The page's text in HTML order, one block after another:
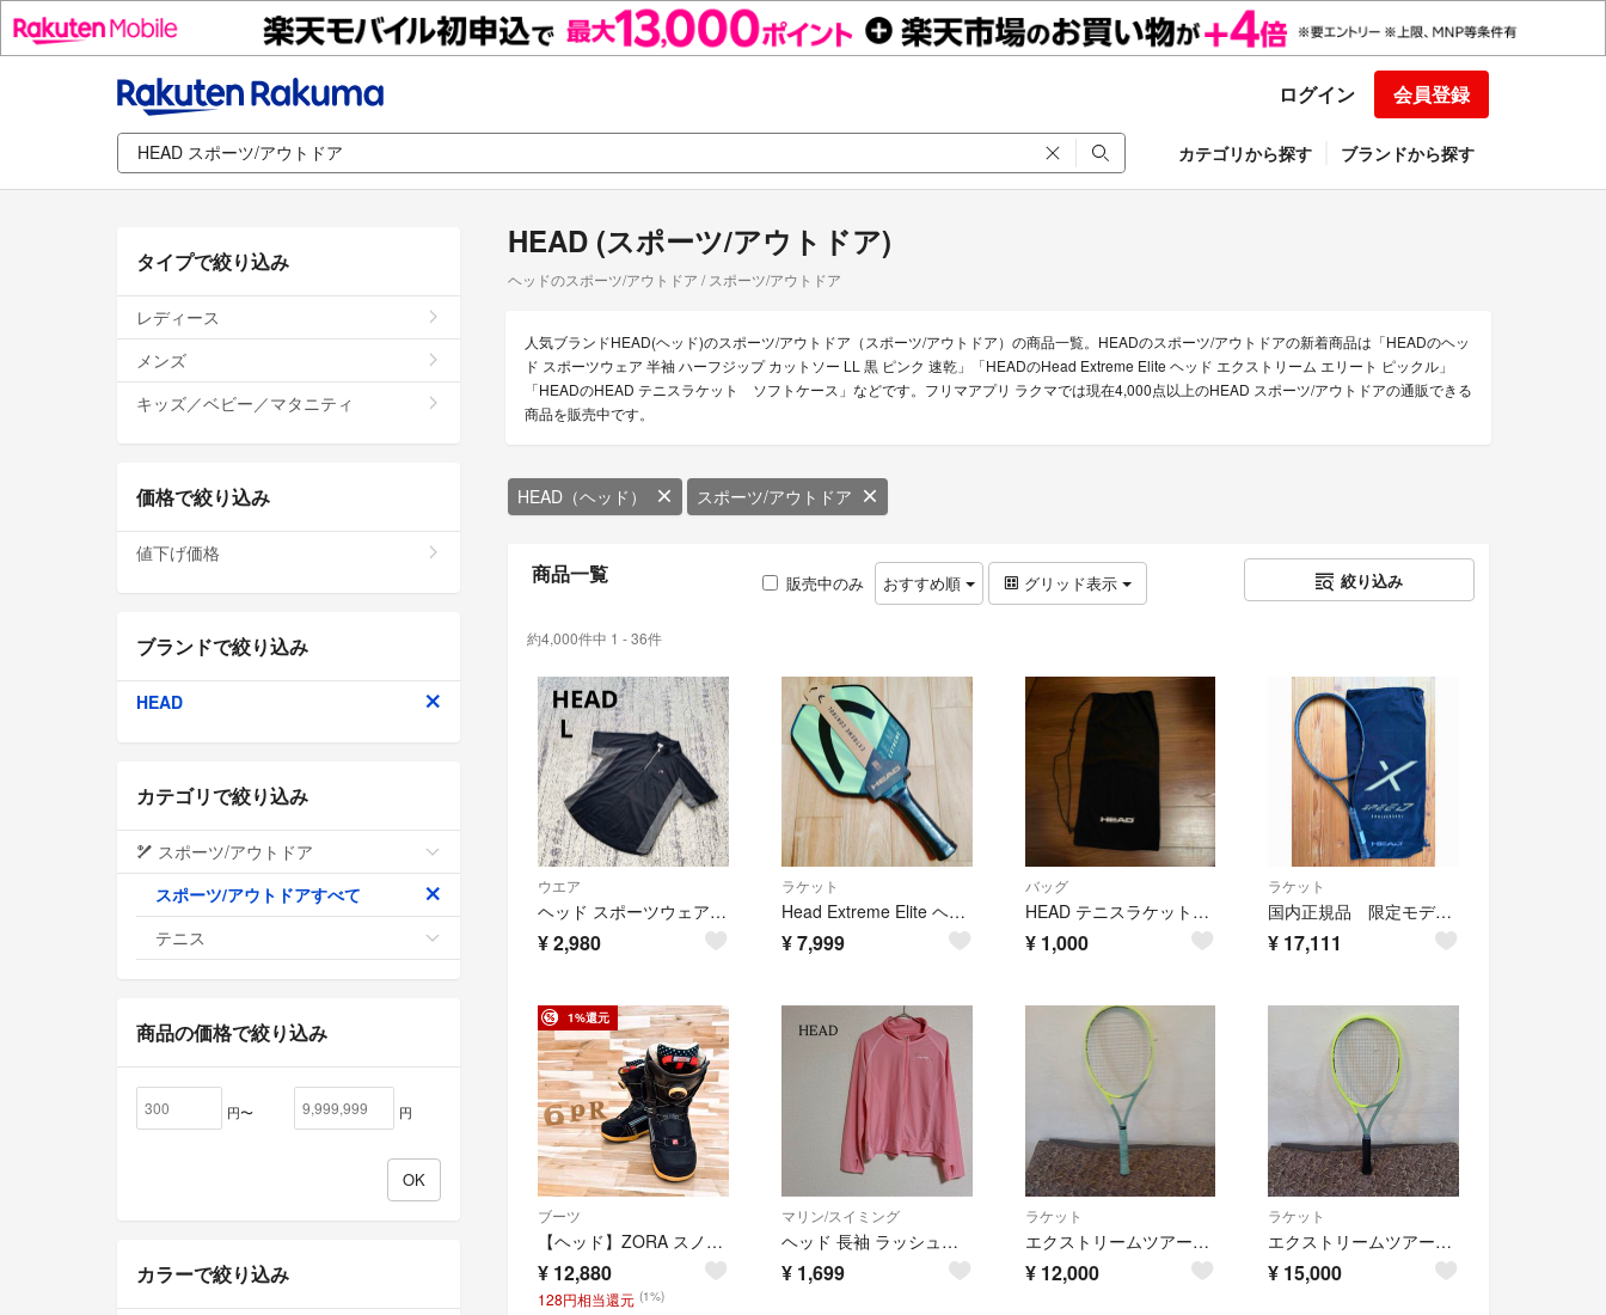
ログイン 会員登録
カテゴリから探す ブランドから探す
HEAD (スポーツ/アウトドア)
ヘッドのスポーツ/アウトドア / スポーツ/アウトドア
人気ブランドHEAD(ヘッド)のスポーツ/アウトドア（スポーツ/アウトドア）の商品一覧。HEADのスポーツ/アウトドアの新着商品は「HEADのヘッ
ド スポーツウェア 半袖 ハーフジップ カットソー LL 黒 ピンク 速乾」「HEADのHead Extreme Elite ヘッド エクストリーム エリート ピックル」
「HEADのHEAD テニスラケット ソフトケース」などです。フリマアプリ ラクマでは現在4,000点以上のHEAD スポーツ/アウトドアの通販できる
商品を販売中です。
HEAD（ヘッド） スポーツ/アウトドア
商品一覧 販売中のみ おすすめ順 グリッド表示 絞り込み
約4,000件中 1 - 36件
ウエア
ヘッド スポーツウェア 半袖 ハーフジップ カットソー LL 黒 ピンク 速乾
¥2,980
ラケット
Head Extreme Elite ヘッド エクストリーム エリート ピックル
¥7,999
バッグ
HEAD テニスラケット ソフトケース
¥ 1,000
ラケット
国内正規品 限定モデル ヘッド スピード X テン MP G2 ジョコビッチ
¥ 17,111
1%還元
ブーツ
【ヘッド】ZORA スノーボード ブーツ スノボ グラトリ 23.0 黒ブラック
¥ 12,880
128円相当還元 (1%)
マリン/スイミング
ヘッド 長袖 ラッシュガード 水着 アウター トップス 吸水速乾 ジップアップ
¥ 1,699
ラケット
エクストリームツアー グリップ2
¥ 12,000
ラケット
エクストリームツアー グリップ3
¥ 15,000
タイプで絞り込み
レディース
メンズ
キッズ／ベビー／マタニティ
価格で絞り込み
値下げ価格
ブランドで絞り込み
HEAD
カテゴリで絞り込み
スポーツ/アウトドア
スポーツ/アウトドアすべて
テニス
商品の価格で絞り込み
円〜 円
カラーで絞り込み